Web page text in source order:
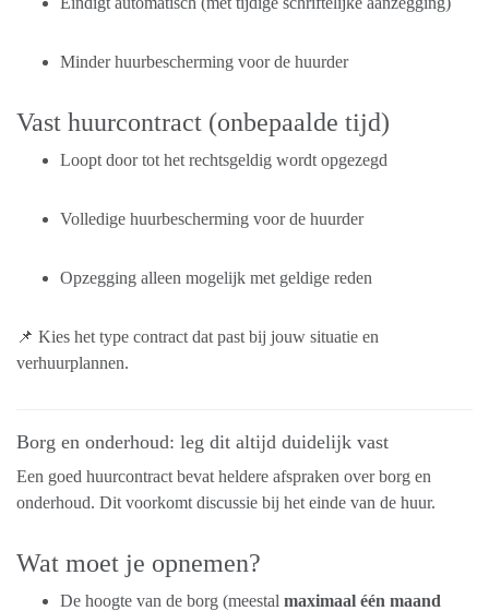
Minder huurbescherming voor de huurder
Vast huurcontract (onbepaalde tijd)
Loopt door tot het rechtsgeldig wordt opgezegd
Volledige huurbescherming voor de huurder
Opzegging alleen mogelijk met geldige reden
📌 Kies het type contract dat past bij jouw situatie en
verhuurplannen.
Borg en onderhoud: leg dit altijd duidelijk vast
Een goed huurcontract bevat heldere afspraken over borg en
onderhoud. Dit voorkomt discussie bij het einde van de huur.
Wat moet je opnemen?
De hoogte van de borg (meestal maximaal één maand